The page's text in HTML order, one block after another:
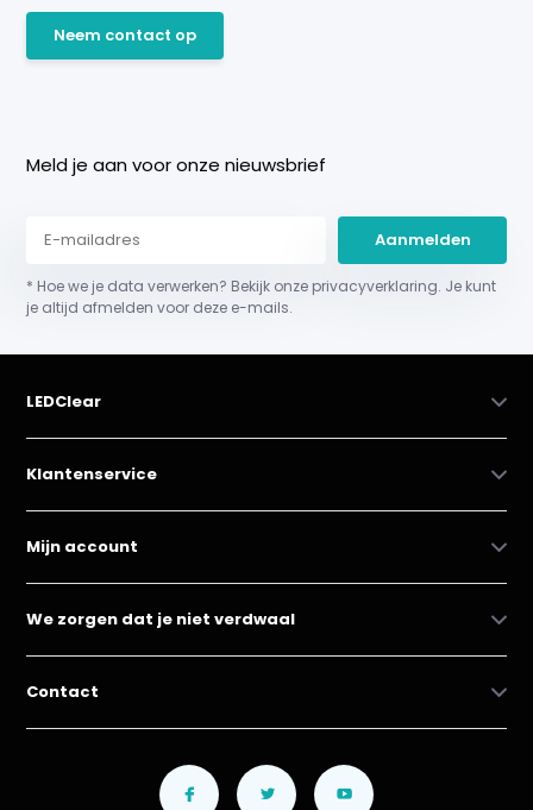
Neem contact op
Meld je aan voor onze nieuwsbrief
Aanmelden
* Hoe we je data verwerken? Bekijk onze privacyverklaring. Je kunt
je altijd afmelden voor deze e-mails.
LEDClear
Klantenservice
Mijn account
We zorgen dat je niet verdwaal
Contact